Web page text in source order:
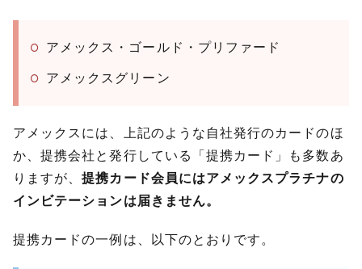
アメックス・ゴールド・プリファード
アメックスグリーン
アメックスには、上記のような自社発行のカードのほ
か、提携会社と発行している「提携カード」も多数あ
りますが、提携カード会員にはアメックスプラチナの
インビテーションは届きません。
提携カードの一例は、以下のとおりです。